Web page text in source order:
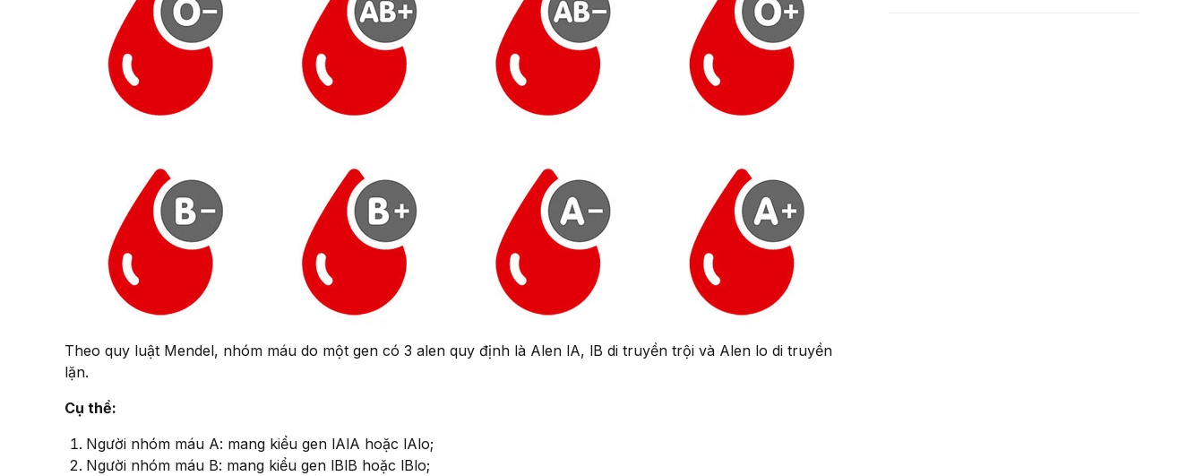
Theo quy luật Mendel, nhóm máu do một gen có 3 alen quy định là Alen lA, lB di truyền trội và Alen lo di truyền
lặn.
Cụ thể:
Người nhóm máu A: mang kiểu gen lAlA hoặc lAlo;
Người nhóm máu B: mang kiểu gen lBlB hoặc lBlo;